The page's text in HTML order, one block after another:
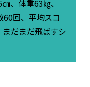
、体重63㎏、
60回、平均スコ
だまだ飛ばすシ